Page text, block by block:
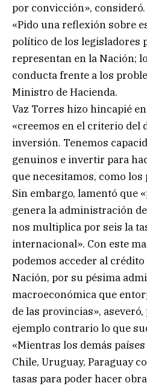
por convicción», consideró.
«Pido una reflexión sobre
político de los legisladores
representan en la Nación;
conducta frente a los
Ministro de Hacienda.
Vaz Torres hizo hincapié
«creemos en el criterio del
inversión. Tenemos
genuinos e invertir para
que necesitamos, como los
Sin embargo, lamentó que
genera la administración
nos multiplica por seis la
internacional». Con este
podemos acceder al
Nación, por su pésima
macroeconómica que
de las provincias»,
ejemplo contrario lo que
«Mientras los demás
Chile, Uruguay, Paraguay
tasas para poder hacer